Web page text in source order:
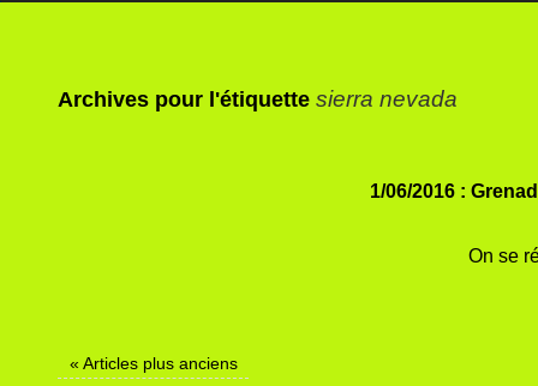
Archives pour l'étiquette sierra nevada
1/06/2016 :
On se
« Articles plus anciens